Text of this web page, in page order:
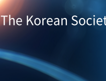
The Korean